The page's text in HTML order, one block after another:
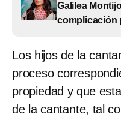
Galilea
complicación
Los hijos de la
proceso
propiedad y que
de la cantante, tal